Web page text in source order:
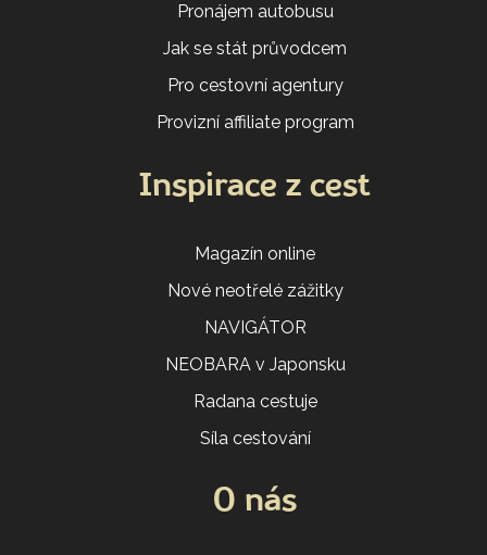
Pronájem autobusu
Jak se stát průvodcem
Pro cestovní agentury
Provizní affiliate program
Inspirace z cest
Magazín online
Nové neotřelé zážitky
NAVIGÁTOR
NEOBARA v Japonsku
Radana cestuje
Síla cestování
O nás